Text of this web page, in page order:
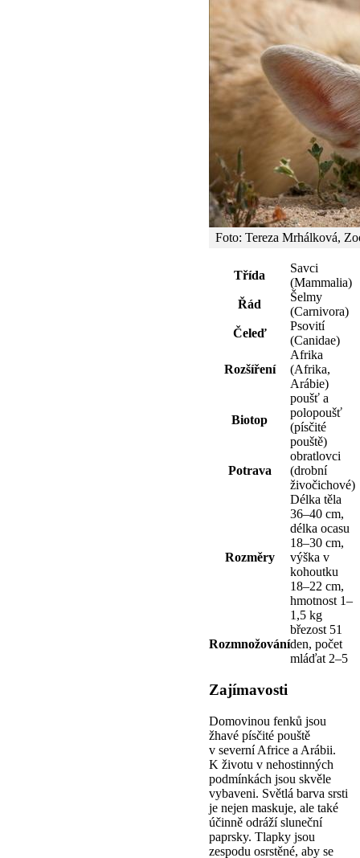
Foto: Tereza Mrhálková,
Třída
Savci
(Mammalia)
Řád
Šelmy
(Carnivora)
Čeleď
Psovití
(Canidae)
Rozšíření
Afrika
(Afrika,
Arábie)
Biotop
poušť a
polopoušť
(písčité
pouště)
Potrava
obratlovci
(drobní
živočichové)
Rozměry
Délka těla
36–40 cm,
délka ocasu
18–30 cm,
výška v
kohoutku
18–22 cm,
hmotnost 1–
1,5 kg
Rozmnožování
březost 51
den, počet
mláďat 2–5
Zajímavosti
Domovinou fenků jsou
žhavé písčité pouště
v severní Africe a Arábii.
K životu v nehostinných
podmínkách jsou skvěle
vybaveni. Světlá barva srsti
je nejen maskuje, ale také
účinně odráží sluneční
paprsky. Tlapky jsou
zespodu osrstěné, aby se